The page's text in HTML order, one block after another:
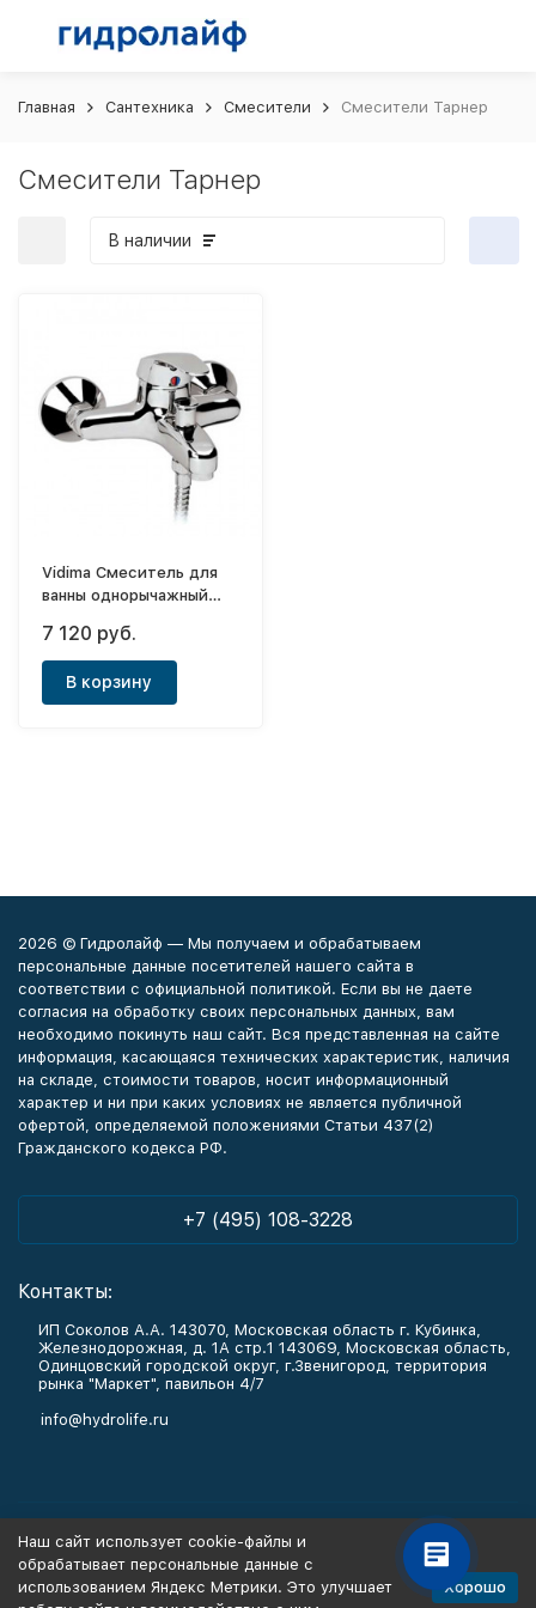
Главная Сантехника Смесители Смесители Тарнер
Смесители Тарнер
В наличии
Vidima Смеситель для
ванны однорычажный
7 120 руб.
В корзину
2026 © Гидролайф — Мы получаем и обрабатываем
персональные данные посетителей нашего сайта в
соответствии с официальной политикой. Если вы не даете
согласия на обработку своих персональных данных, вам
необходимо покинуть наш сайт. Вся представленная на сайте
информация, касающаяся технических характеристик, наличия
на складе, стоимости товаров, носит информационный
характер и ни при каких условиях не является публичной
офертой, определяемой положениями Статьи 437(2)
Гражданского кодекса РФ.
+7 (495) 108-3228
Контакты:
ИП Соколов А.А. 143070, Московская область г. Кубинка,
Железнодорожная, д. 1А стр.1 143069, Московская область,
Одинцовский городской округ, г.Звенигород, территория
рынка "Маркет", павильон 4/7
info@hydrolife.ru
Информация
Наш сайт использует cookie-файлы и
обрабатывает персональные данные с
использованием Яндекс Метрики. Это улучшает
Хорошо